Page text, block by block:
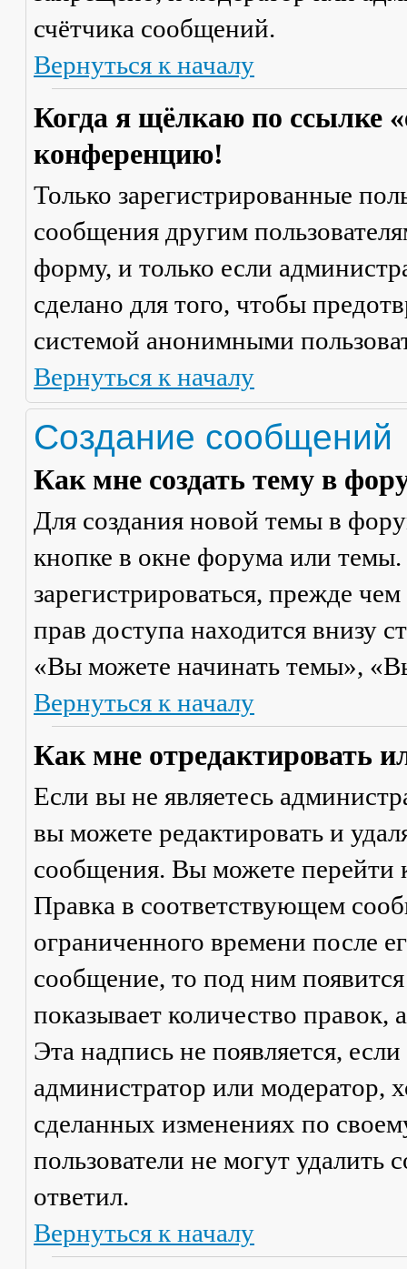
счётчика сообщений.
Вернуться к началу
Когда я щёлкаю по ссылке
конференцию!
Только зарегистрированные
сообщения другим
форму, и только если
сделано для того, чтобы
системой анонимными
Вернуться к началу
Создание сообщений
Как мне создать тему в
Для создания новой темы в
кнопке в окне форума или
зарегистрироваться, прежде
прав доступа находится внизу
«Вы можете начинать темы»,
Вернуться к началу
Как мне отредактировать
Если вы не являетесь
вы можете редактировать и
сообщения. Вы можете перейти
Правка в соответствующем
ограниченного времени после
сообщение, то под ним
показывает количество правок,
Эта надпись не появляется,
администратор или модератор,
сделанных изменениях по
пользователи не могут удалить
ответил.
Вернуться к началу